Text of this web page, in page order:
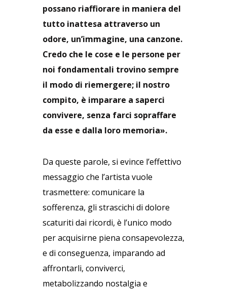
possano riaffiorare in maniera del
tutto inattesa attraverso un
odore, un’immagine, una canzone.
Credo che le cose e le persone per
noi fondamentali trovino sempre
il modo di riemergere; il nostro
compito, è imparare a saperci
convivere, senza farci sopraffare
da esse e dalla loro memoria».
Da queste parole, si evince l’effettivo
messaggio che l’artista vuole
trasmettere: comunicare la
sofferenza, gli strascichi di dolore
scaturiti dai ricordi, è l’unico modo
per acquisirne piena consapevolezza,
e di conseguenza, imparando ad
affrontarli, conviverci,
metabolizzando nostalgia e